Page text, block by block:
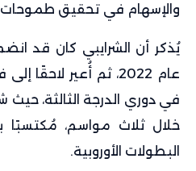
والإسهام في تحقيق طموحات
يُذكر أن الشرايبي كان قد
عام 2022، ثم أُعير
خلال ثلاث مواسم،
البطولات الأوروبية.